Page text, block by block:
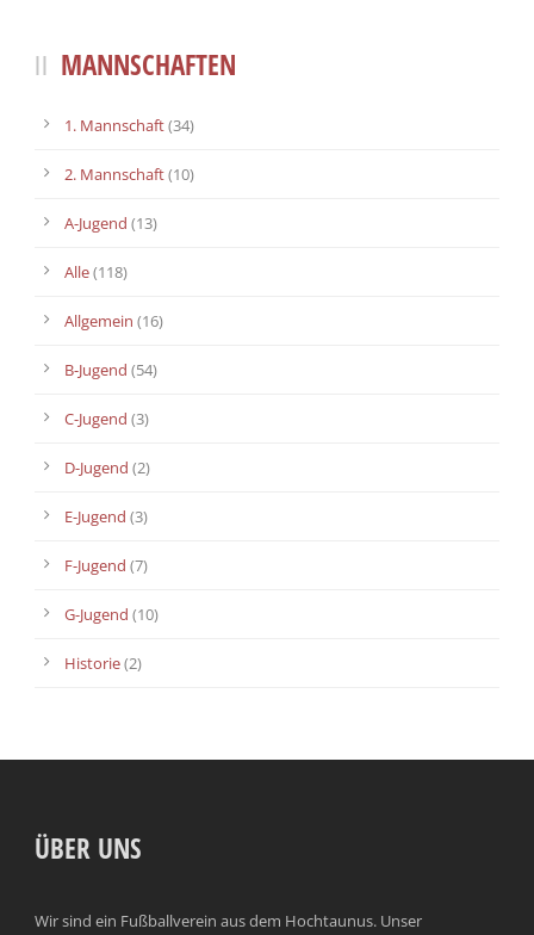
MANNSCHAFTEN
1. Mannschaft(34)
2. Mannschaft(10)
A-Jugend (13)
Alle(118)
Allgemein (16)
B-Jugend (54)
C-Jugend (3)
D-Jugend (2)
E-Jugend (3)
F-Jugend (7)
G-Jugend (10)
Historie(2)
ÜBER UNS
Wir sind ein Fußballverein aus dem Hochtaunus. Unser